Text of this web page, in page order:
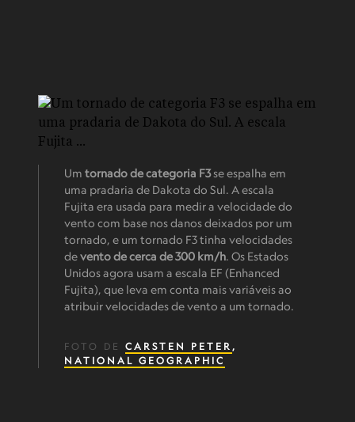
Um tornado de categoria F3se espalha em
uma pradaria de Dakota do Sul. A escala
Fujita era usada para medir a velocidade do
vento com base nos danos deixados por um
tornado, e um tornado F3 tinha velocidades
devento de cerca de 300 km/h. Os Estados
Unidos agora usam a escala EF (Enhanced
Fujita), que leva em conta mais variáveis ao
atribuir velocidades de vento a um tornado.
FOTO DE CARSTEN PETER ,
NATIONAL GEOGRAPHIC